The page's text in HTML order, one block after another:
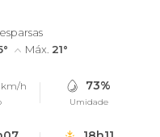
Máx. 21°
km/h 73%
Umidade